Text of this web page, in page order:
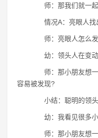
师：那我们就一起
情况A：亮眼人找
师：亮眼人怎么发
幼：领头人在变动
师：那小朋友想一
容易被发现?
小结：聪明的领头
幼：我看见很多小
师：那小朋友想一